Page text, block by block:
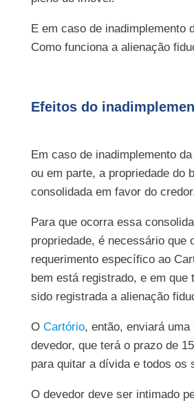
E em caso de inadimplemento
Como funciona a alienação
Efeitos do
Em caso de inadimplemento
ou em parte, a propriedade do
consolidada em favor do
Para que ocorra essa
propriedade, é necessário que
requerimento específico ao
bem está registrado, e em que
sido registrada a alienação
O Cartório, então, enviará uma
devedor, que terá o prazo de
para quitar a dívida e todos os
O devedor deve ser intimado